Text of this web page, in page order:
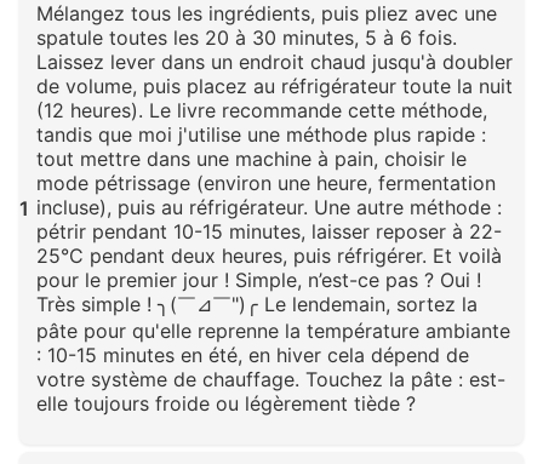
1
Mélangez tous les ingrédients, puis pliez avec une
spatule toutes les 20 à 30 minutes, 5 à 6 fois.
Laissez lever dans un endroit chaud jusqu'à doubler
de volume, puis placez au réfrigérateur toute la nuit
(12 heures). Le livre recommande cette méthode,
tandis que moi j'utilise une méthode plus rapide :
tout mettre dans une machine à pain, choisir le
mode pétrissage (environ une heure, fermentation
incluse), puis au réfrigérateur. Une autre méthode :
pétrir pendant 10-15 minutes, laisser reposer à 22-
25°C pendant deux heures, puis réfrigérer. Et voilà
pour le premier jour ! Simple, n’est-ce pas ? Oui !
Très simple ! ╮(￣⊿￣")╭ Le lendemain, sortez la
pâte pour qu'elle reprenne la température ambiante
: 10-15 minutes en été, en hiver cela dépend de
votre système de chauffage. Touchez la pâte : est-
elle toujours froide ou légèrement tiède ?